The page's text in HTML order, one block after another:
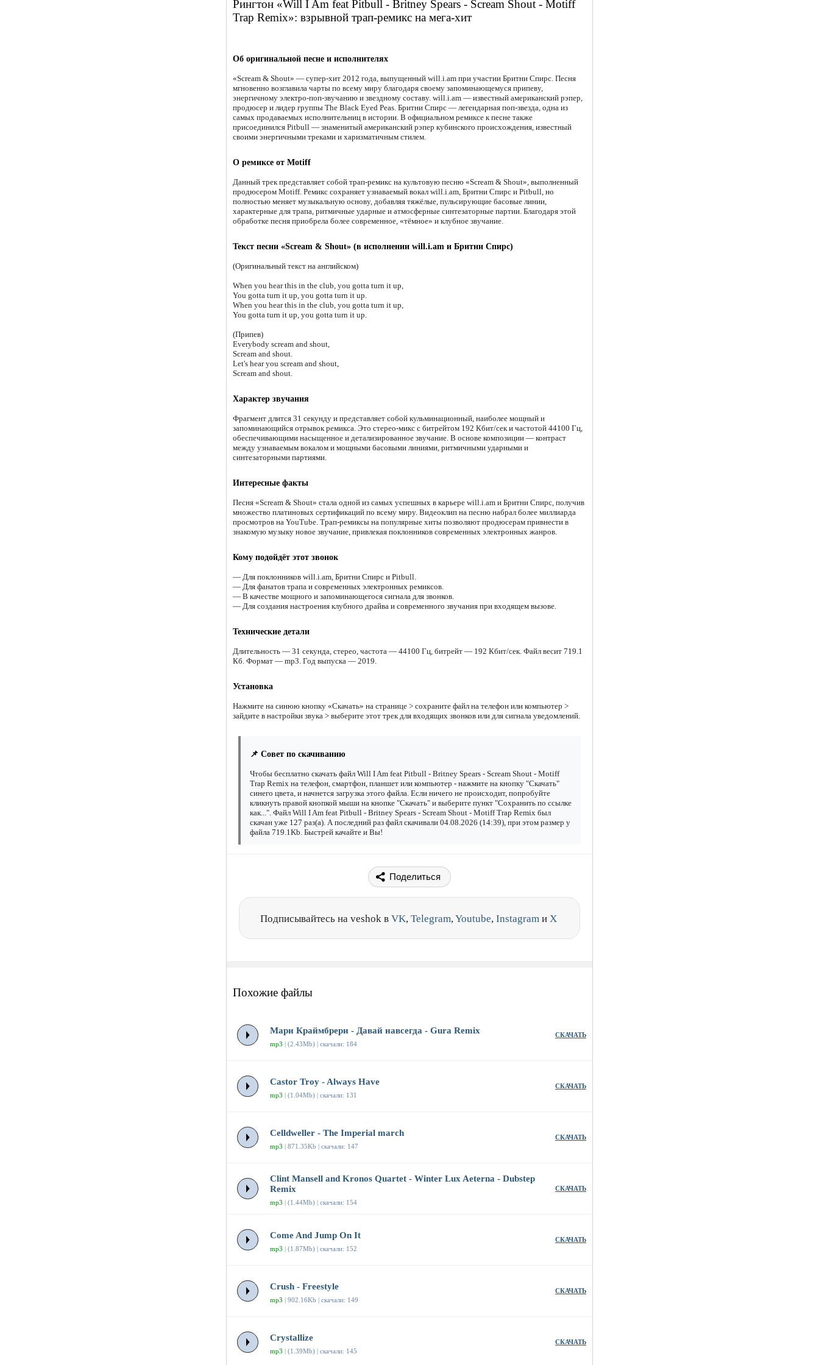
Рингтон «Will I Am feat Pitbull - Britney Spears - Scream Shout - Motiff
Trap Remix»: взрывной трап-ремикс на мега-хит
Об оригинальной песне и исполнителях
«Scream & Shout» — супер-хит 2012 года, выпущенный will.i.am при участии Бритни Спирс. Песня
мгновенно возглавила чарты по всему миру благодаря своему запоминающемуся припеву,
энергичному электро-поп-звучанию и звездному составу. will.i.am — известный американский рэпер,
продюсер и лидер группы The Black Eyed Peas. Бритни Спирс — легендарная поп-звезда, одна из
самых продаваемых исполнительниц в истории. В официальном ремиксе к песне также
присоединился Pitbull — знаменитый американский рэпер кубинского происхождения, известный
своими энергичными треками и харизматичным стилем.
О ремиксе от Motiff
Данный трек представляет собой трап-ремикс на культовую песню «Scream & Shout», выполненный
продюсером Motiff. Ремикс сохраняет узнаваемый вокал will.i.am, Бритни Спирс и Pitbull, но
полностью меняет музыкальную основу, добавляя тяжёлые, пульсирующие басовые линии,
характерные для трапа, ритмичные ударные и атмосферные синтезаторные партии. Благодаря этой
обработке песня приобрела более современное, «тёмное» и клубное звучание.
Текст песни «Scream & Shout» (в исполнении will.i.am и Бритни Спирс)
(Оригинальный текст на английском)
When you hear this in the club, you gotta turn it up,
You gotta turn it up, you gotta turn it up.
When you hear this in the club, you gotta turn it up,
You gotta turn it up, you gotta turn it up.
(Припев)
Everybody scream and shout,
Scream and shout.
Let's hear you scream and shout,
Scream and shout.
Характер звучания
Фрагмент длится 31 секунду и представляет собой кульминационный, наиболее мощный и
запоминающийся отрывок ремикса. Это стерео-микс с битрейтом 192 Кбит/сек и частотой 44100 Гц,
обеспечивающими насыщенное и детализированное звучание. В основе композиции — контраст
между узнаваемым вокалом и мощными басовыми линиями, ритмичными ударными и
синтезаторными партиями.
Интересные факты
Песня «Scream & Shout» стала одной из самых успешных в карьере will.i.am и Бритни Спирс, получив
множество платиновых сертификаций по всему миру. Видеоклип на песню набрал более миллиарда
просмотров на YouTube. Трап-ремиксы на популярные хиты позволяют продюсерам привнести в
знакомую музыку новое звучание, привлекая поклонников современных электронных жанров.
Кому подойдёт этот звонок
— Для поклонников will.i.am, Бритни Спирс и Pitbull.
— Для фанатов трапа и современных электронных ремиксов.
— В качестве мощного и запоминающегося сигнала для звонков.
— Для создания настроения клубного драйва и современного звучания при входящем вызове.
Технические детали
Длительность — 31 секунда, стерео, частота — 44100 Гц, битрейт — 192 Кбит/сек. Файл весит 719.1
Кб. Формат — mp3. Год выпуска — 2019.
Установка
Нажмите на синюю кнопку «Скачать» на странице > сохраните файл на телефон или компьютер >
зайдите в настройки звука > выберите этот трек для входящих звонков или для сигнала уведомлений.
📌 Совет по скачиванию
Чтобы бесплатно скачать файл Will I Am feat Pitbull - Britney Spears - Scream Shout - Motiff
Trap Remix на телефон, смартфон, планшет или компьютер - нажмите на кнопку "Скачать"
синего цвета, и начнется загрузка этого файла. Если ничего не происходит, попробуйте
кликнуть правой кнопкой мыши на кнопке "Скачать" и выберите пункт "Сохранить по ссылке
как...". Файл Will I Am feat Pitbull - Britney Spears - Scream Shout - Motiff Trap Remix был
скачан уже 127 раз(а). А последний раз файл скачивали 04.08.2026 (14:39), при этом размер у
файла 719.1Kb. Быстрей качайте и Вы!
Поделиться
Подписывайтесь на veshok в VK, Telegram,Youtube, Instagram и X
Похожие файлы
Мари Краймбрери - Давай навсегда - Gura Remix
mp3 | (2.43Mb) | скачали: 184
СКАЧАТЬ
Castor Troy - Always Have
mp3 | (1.04Mb) | скачали: 131
СКАЧАТЬ
Celldweller - The Imperial march
mp3 | 871.35Kb | скачали: 147
СКАЧАТЬ
Clint Mansell and Kronos Quartet - Winter Lux Aeterna - Dubstep
Remix
mp3 | (1.44Mb) | скачали: 154
СКАЧАТЬ
Come And Jump On It
mp3 | (1.87Mb) | скачали: 152
СКАЧАТЬ
Crush - Freestyle
mp3 | 902.16Kb | скачали: 149
СКАЧАТЬ
Crystallize
mp3 | (1.39Mb) | скачали: 145
СКАЧАТЬ